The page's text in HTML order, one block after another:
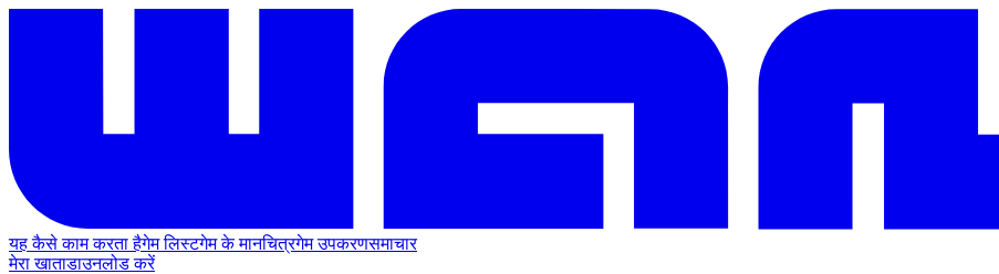
यह कैसे काम करता हैगेम लिस्टगेम के मानचित्रगेम उपकरणसमाचार
मेरा खाताडाउनलोड करें